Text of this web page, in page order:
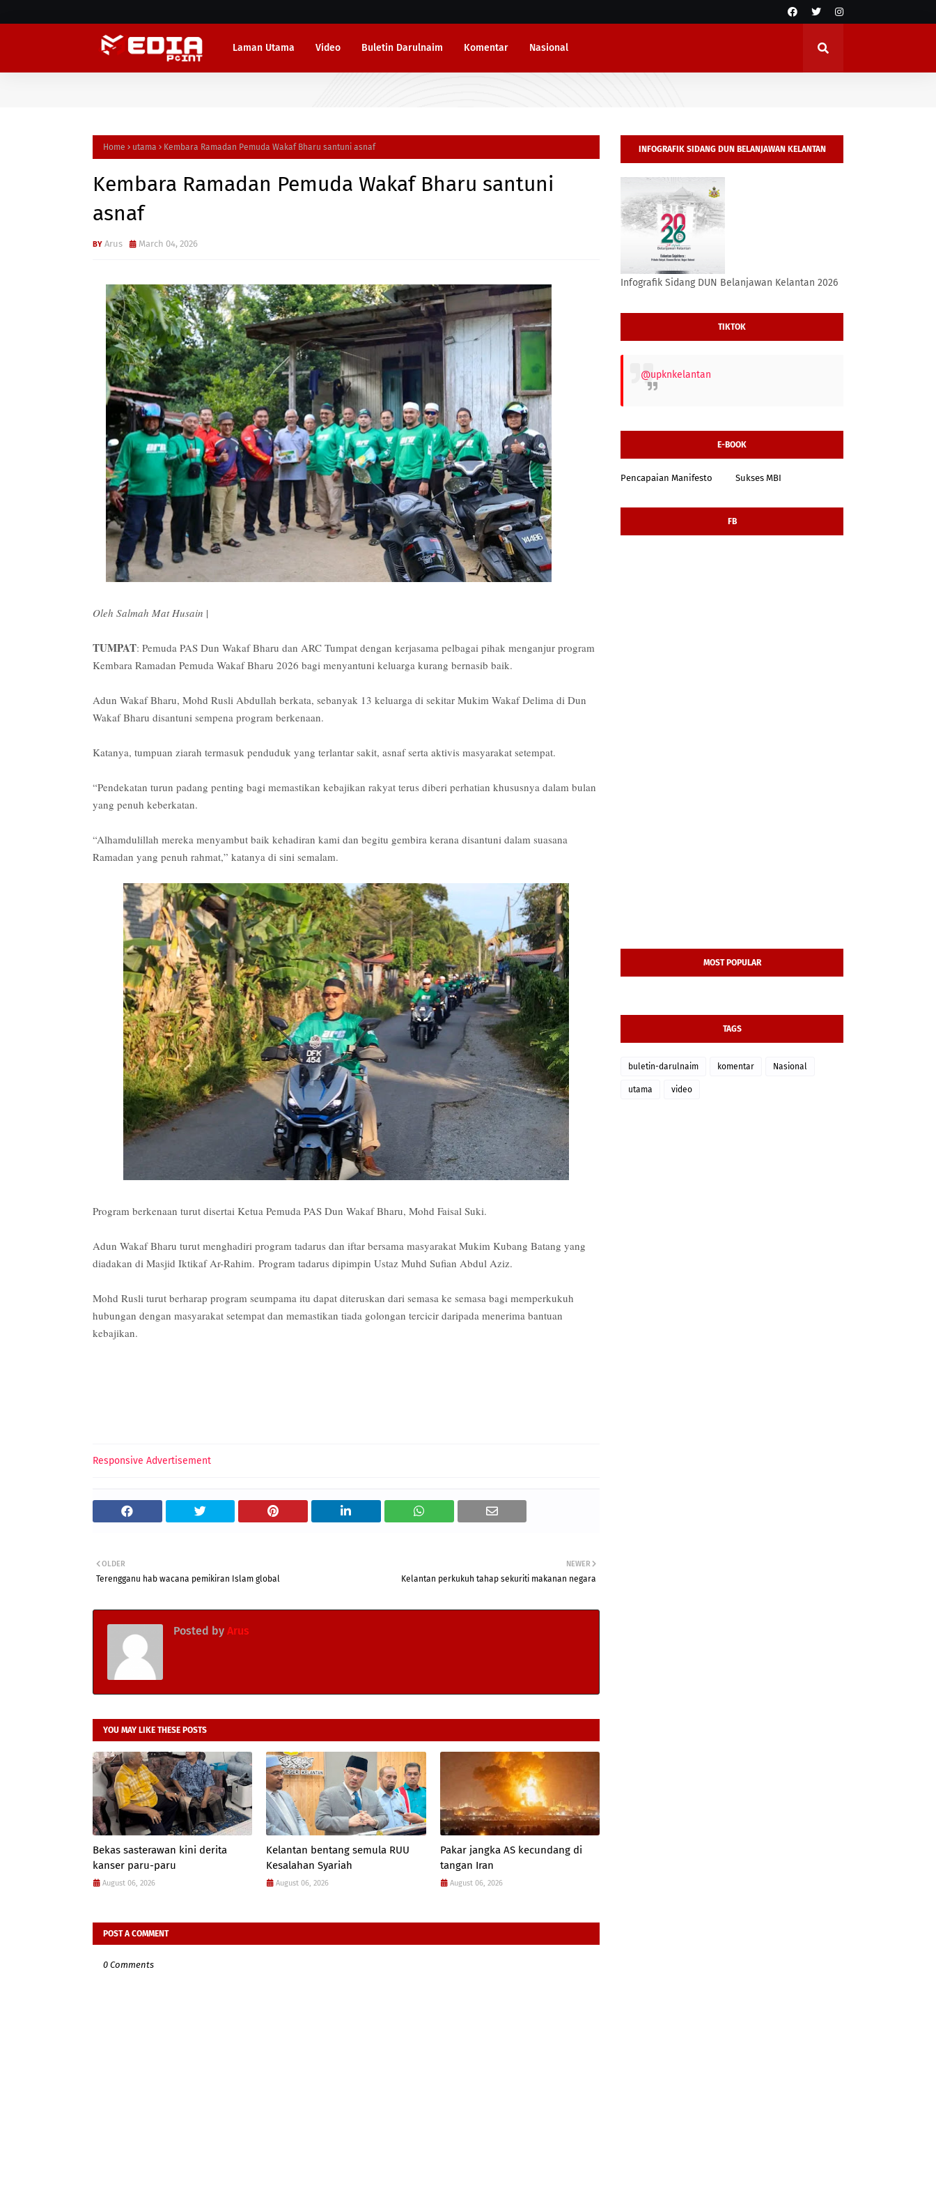
Laman Utama Video Buletin Darulnaim Komentar Nasional
Home utama Kembara Ramadan Pemuda Wakaf Bharu santuni asnaf
Kembara Ramadan Pemuda Wakaf Bharu santuni
asnaf
Arus March 04, 2026
Oleh Salmah Mat Husain |
TUMPAT: Pemuda PAS Dun Wakaf Bharu dan ARC Tumpat dengan kerjasama pelbagai pihak menganjur program
Kembara Ramadan Pemuda Wakaf Bharu 2026 bagi menyantuni keluarga kurang bernasib baik.
Adun Wakaf Bharu, Mohd Rusli Abdullah berkata, sebanyak 13 keluarga di sekitar Mukim Wakaf Delima di Dun
Wakaf Bharu disantuni sempena program berkenaan.
Katanya, tumpuan ziarah termasuk penduduk yang terlantar sakit, asnaf serta aktivis masyarakat setempat.
“Pendekatan turun padang penting bagi memastikan kebajikan rakyat terus diberi perhatian khususnya dalam bulan
yang penuh keberkatan.
“Alhamdulillah mereka menyambut baik kehadiran kami dan begitu gembira kerana disantuni dalam suasana
Ramadan yang penuh rahmat,” katanya di sini semalam.
Program berkenaan turut disertai Ketua Pemuda PAS Dun Wakaf Bharu, Mohd Faisal Suki.
Adun Wakaf Bharu turut menghadiri program tadarus dan iftar bersama masyarakat Mukim Kubang Batang yang
diadakan di Masjid Iktikaf Ar-Rahim. Program tadarus dipimpin Ustaz Muhd Sufian Abdul Aziz.
Mohd Rusli turut berharap program seumpama itu dapat diteruskan dari semasa ke semasa bagi memperkukuh
hubungan dengan masyarakat setempat dan memastikan tiada golongan tercicir daripada menerima bantuan
kebajikan.
Responsive Advertisement
NEWER
Kelantan perkukuh tahap sekuriti makanan negara
OLDER
Terengganu hab wacana pemikiran Islam global
Posted by Arus
YOU MAY LIKE THESE POSTS
Bekas sasterawan kini derita
kanser paru-paru
August 06, 2026
Kelantan bentang semula RUU
Kesalahan Syariah
August 06, 2026
Pakar jangka AS kecundang di
tangan Iran
August 06, 2026
POST A COMMENT
0 Comments
INFOGRAFIK SIDANG DUN BELANJAWAN KELANTAN
2026
Infografik Sidang DUN Belanjawan Kelantan 2026
TIKTOK
@upknkelantan
E-BOOK
Pencapaian Manifesto Sukses MBI
FB
MOST POPULAR
TAGS
buletin-darulnaim komentar Nasional
utama video